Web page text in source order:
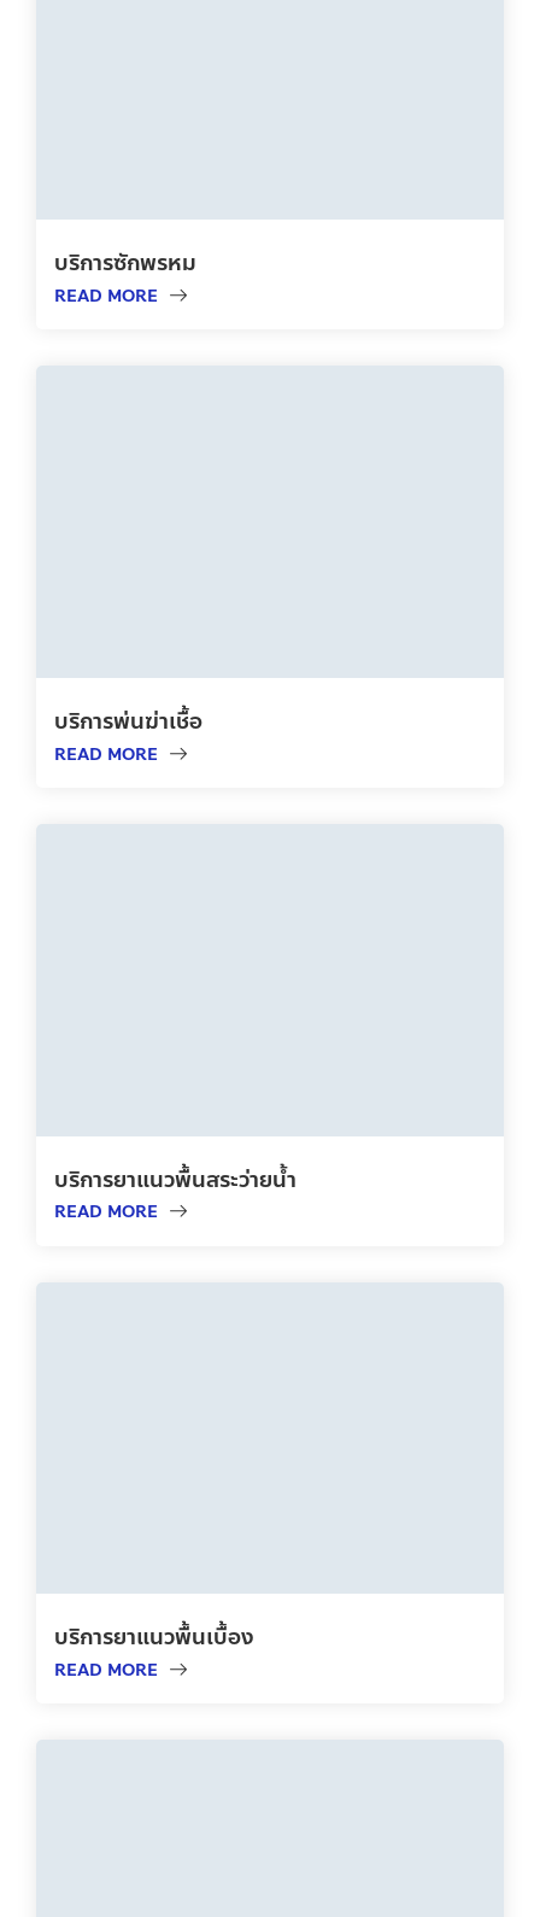
บริการซักพรหม
READ MORE
บริการพ่นฆ่าเชื้อ
READ MORE
บริการยาแนวพื้นสระว่ายน้ำ
READ MORE
บริการยาแนวพื้นเบื้อง
READ MORE